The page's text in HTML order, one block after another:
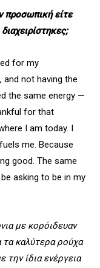
προσωπική είτε
for my
and not having the
the same energy —
for that
I am today. I
me. Because
good. The same
asking to be in my
με κορόιδευαν
τα καλύτερα ρούχα
ίδια ενέργεια